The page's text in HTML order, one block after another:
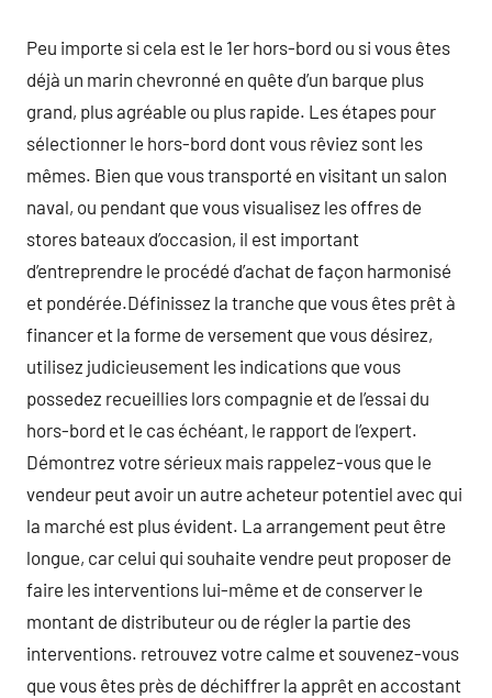
Peu importe si cela est le 1er hors-bord ou si vous êtes
déjà un marin chevronné en quête d’un barque plus
grand, plus agréable ou plus rapide. Les étapes pour
sélectionner le hors-bord dont vous rêviez sont les
mêmes. Bien que vous transporté en visitant un salon
naval, ou pendant que vous visualisez les offres de
stores bateaux d’occasion, il est important
d’entreprendre le procédé d’achat de façon harmonisé
et pondérée.Définissez la tranche que vous êtes prêt à
financer et la forme de versement que vous désirez,
utilisez judicieusement les indications que vous
possedez recueillies lors compagnie et de l’essai du
hors-bord et le cas échéant, le rapport de l’expert.
Démontrez votre sérieux mais rappelez-vous que le
vendeur peut avoir un autre acheteur potentiel avec qui
la marché est plus évident. La arrangement peut être
longue, car celui qui souhaite vendre peut proposer de
faire les interventions lui-même et de conserver le
montant de distributeur ou de régler la partie des
interventions. retrouvez votre calme et souvenez-vous
que vous êtes près de déchiffrer la apprêt en accostant